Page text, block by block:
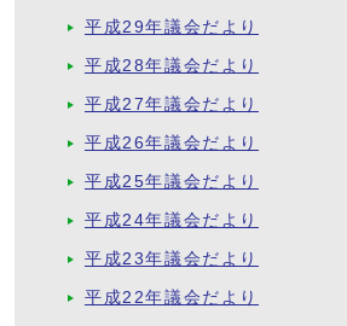
平成29年議会だより
平成28年議会だより
平成27年議会だより
平成26年議会だより
平成25年議会だより
平成24年議会だより
平成23年議会だより
平成22年議会だより